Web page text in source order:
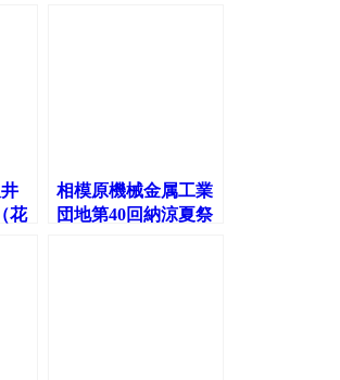
花
相模原機械金属工業
団地第40回納涼夏祭